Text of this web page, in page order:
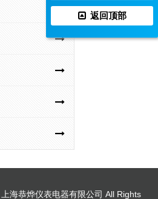
监
测
仪
剂
监
测
总
监
海恭烨仪表电器有限公司 All Rights
返回顶部